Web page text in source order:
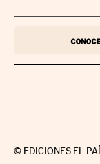
© EDICIONES EL